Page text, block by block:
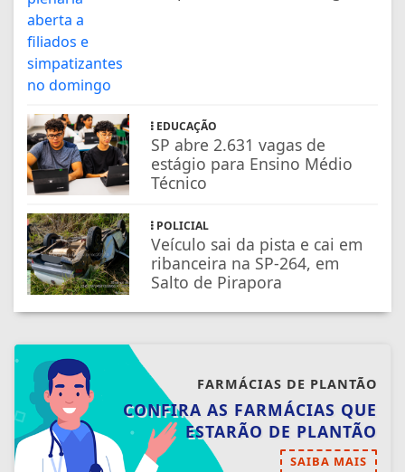
EDUCAÇÃO
SP abre 2.631 vagas de
estágio para Ensino Médio
Técnico
POLICIAL
Veículo sai da pista e cai em
ribanceira na SP-264, em
Salto de Pirapora
FARMÁCIAS DE PLANTÃO
CONFIRA AS FARMÁCIAS QUE
ESTARÃO DE PLANTÃO
SAIBA MAIS